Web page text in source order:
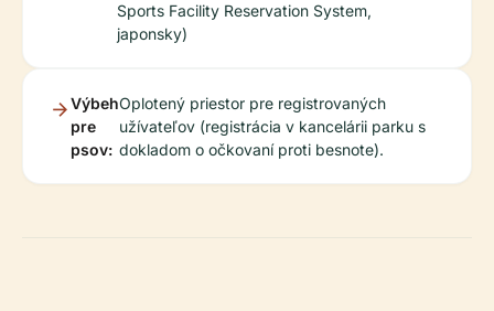
Sports Facility Reservation System,
japonsky)
Výbeh
pre
psov:
Oplotený priestor pre registrovaných
užívateľov (registrácia v kancelárii parku s
dokladom o očkovaní proti besnote).